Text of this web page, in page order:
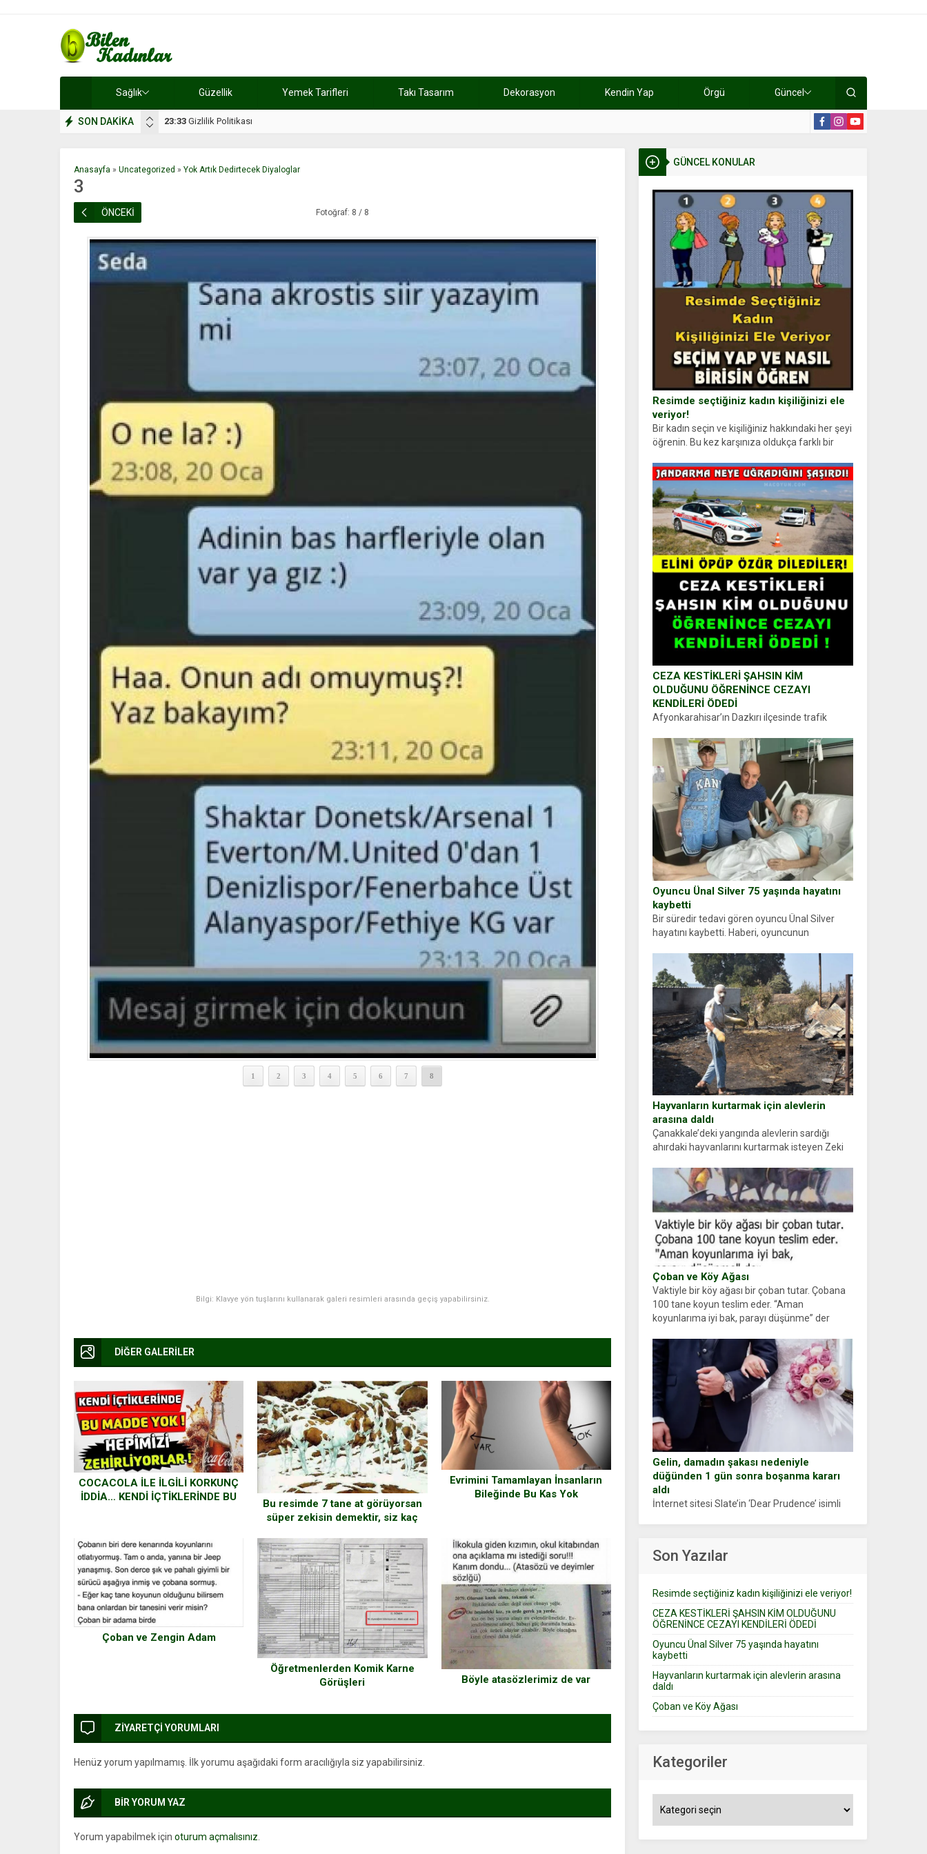
Sağlık Güzellik Yemek Tarifleri Takı Tasarım Dekorasyon Kendin Yap Örgü Güncel
SON DAKİKA 17:08 Dilan, düğününe 5 gün kala hayatını kaybetti
GÜNCEL KONULAR
Resimde seçtiğiniz kadın kişiliğinizi ele
veriyor!
Bir kadın seçin ve kişiliğiniz hakkındaki her şeyi
öğrenin. Bu kez karşınıza oldukça farklı bir
kadın figürlerinden dikkatinizi en...
CEZA KESTİKLERİ ŞAHSIN KİM
OLDUĞUNU ÖĞRENİNCE CEZAYI
KENDİLERİ ÖDEDİ
Afyonkarahisar’ın Dazkırı ilçesinde trafik
durdurdukları bir otomobilin sürücüsünden
ehliyet ve ruhsat sorup belgelerini istedi.
Sürücü Abdurrahman Ö.nün verdiği evraklarda
eksik olduğunu...
Oyuncu Ünal Silver 75 yaşında hayatını
kaybetti
Bir süredir tedavi gören oyuncu Ünal Silver
hayatını kaybetti. Haberi, oyuncunun
sosyal medya hesabında “Usta Oyuncumuz ve
çok değerli dostumuz...
Hayvanların kurtarmak için alevlerin
arasına daldı
Çanakkale’deki yangında alevlerin sardığı
ahırdaki hayvanlarını kurtarmak isteyen Zeki
ellerinde yanıklar oluşan Demir, kâbus dolu
anları anlattı… Merkeze bağlı...
Çoban ve Köy Ağası
Vaktiyle bir köy ağası bir çoban tutar. Çobana
100 tane koyun teslim eder. “Aman
koyunlarıma iyi bak, parayı düşünme” der
Gelin, damadın şakası nedeniyle
düğünden 1 gün sonra boşanma kararı
aldı
İnternet sitesi Slate’in ‘Dear Prudence’ isimli
Son Yazılar
Resimde seçtiğiniz kadın kişiliğinizi ele veriyor!
CEZA KESTİKLERİ ŞAHSIN KİM OLDUĞUNU
ÖĞRENİNCE CEZAYI KENDİLERİ ÖDEDİ
Oyuncu Ünal Silver 75 yaşında hayatını
kaybetti
Hayvanların kurtarmak için alevlerin arasına
daldı
Çoban ve Köy Ağası
Kategoriler
Anasayfa » Uncategorized » Yok Artık Dedirtecek Diyaloglar
3
ÖNCEKİ Fotoğraf: 8 / 8
1 2 3 4 5 6 7 8
Bilgi: Klavye yön tuşlarını kullanarak galeri resimleri arasında geçiş yapabilirsiniz.
DİĞER GALERİLER
COCACOLA İLE İLGİLİ KORKUNÇ
İDDİA… KENDİ İÇTİKLERİNDE BU
Bu resimde 7 tane at görüyorsan
süper zekisin demektir, siz kaç
Evrimini Tamamlayan İnsanların
Bileğinde Bu Kas Yok
Çoban ve Zengin Adam
Öğretmenlerden Komik Karne
Görüşleri
Böyle atasözlerimiz de var
ZİYARETÇİ YORUMLARI
Henüz yorum yapılmamış. İlk yorumu aşağıdaki form aracılığıyla siz yapabilirsiniz.
BİR YORUM YAZ
Yorum yapabilmek için oturum açmalısınız